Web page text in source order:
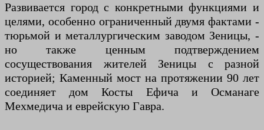
Развивается город с конкретными функциями и
целями, особенно ограниченный двумя фактами -
тюрьмой и металлургическим заводом Зеницы, -
но также ценным подтверждением
сосуществования жителей Зеницы с разной
историей; Каменный мост на протяжении 90 лет
соединяет дом Косты Ефича и Османаге
Мехмедича и еврейскую Гавра.